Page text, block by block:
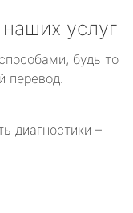
услуг
будь то
перевод.
диагностики –